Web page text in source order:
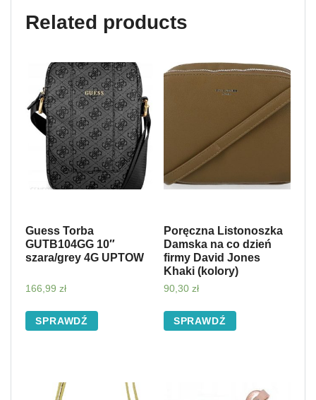
Related products
Guess Torba
GUTB104GG 10″
szara/grey 4G UPTOW
166,99 zł
SPRAWDŹ
Poręczna Listonoszka
Damska na co dzień
firmy David Jones
Khaki (kolory)
90,30 zł
SPRAWDŹ